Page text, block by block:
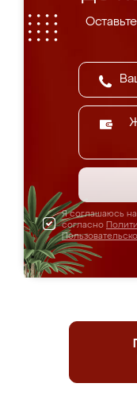
Я соглашаюсь
согласно